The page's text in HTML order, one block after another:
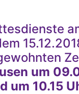
um
um 10.15